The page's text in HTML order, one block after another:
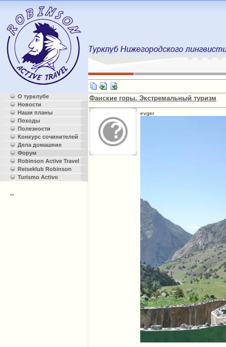
О турклубе
Новости
Наши планы
Походы
Полезности
Конкурс сочинителей
Дела домашние
Форум
Robinson Active Travel
Reiseklub Robinson
Turismo Activo
**
Фанские горы. Экстремальный туризм
evger